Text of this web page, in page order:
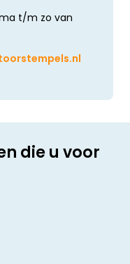
t/m zo van
die u voor